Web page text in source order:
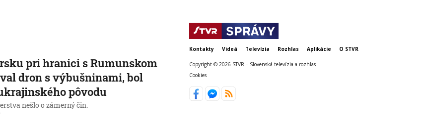
pri hranici s Rumunskom
dron s výbušninami, bol
pôvodu
nešlo o zámerný čin.
Kontakty Videá Televízia Rozhlas Aplikácie O STVR
Copyright © 2026 STVR – Slovenská televízia a rozhlas
Cookies